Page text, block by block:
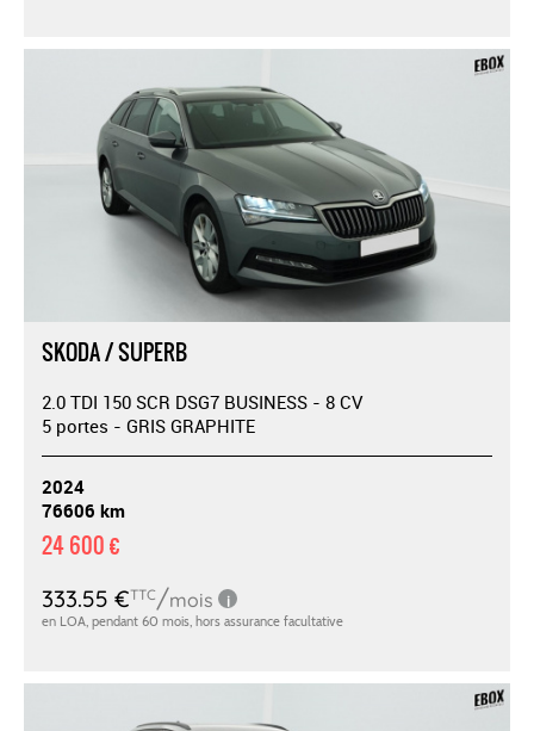
SKODA / SUPERB
2.0 TDI 150 SCR DSG7 BUSINESS - 8 CV
5 portes - GRIS GRAPHITE
2024
76606 km
24 600 €